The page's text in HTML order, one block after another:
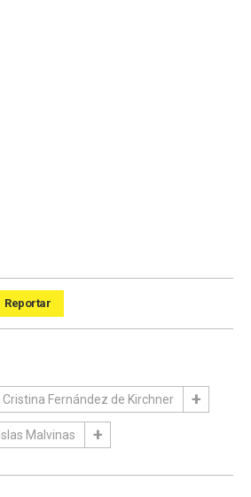
Reportar
Cristina Fernández de Kirchner
Islas Malvinas